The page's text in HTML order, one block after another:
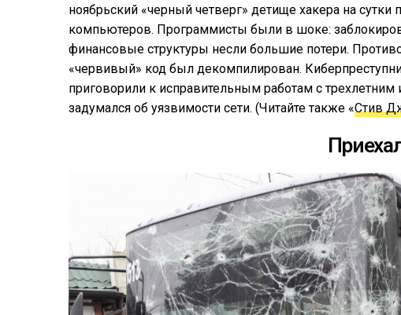
ноябрьский «черный четверг» детище хакера на
компьютеров. Программисты были в шоке:
финансовые структуры несли большие потери.
«червивый» код был декомпилирован.
приговорили к исправительным работам с
задумался об уязвимости сети. (Читайте также «Стив